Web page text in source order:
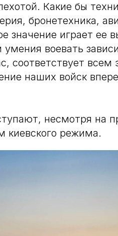
Какие бы
бронетехника,
значение играет ее
воевать
соответствует
наших войск
несмотря на
киевского режима.